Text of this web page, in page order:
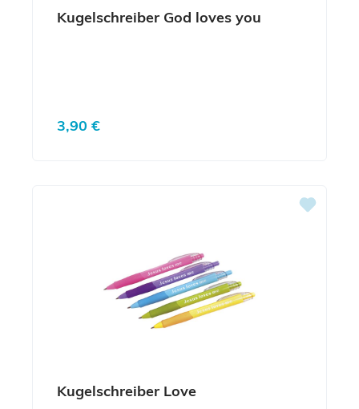
Kugelschreiber God loves you
Regulärer Preis:
3,90 €
Kugelschreiber Love